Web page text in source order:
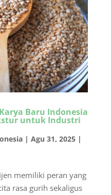
Baru Indonesia
untuk Industri
| Agu 31, 2025|
memiliki peran yang
rasa gurih sekaligus